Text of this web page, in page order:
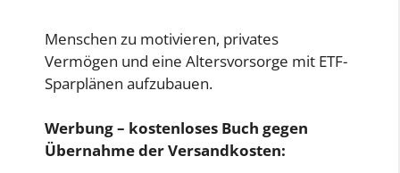
Menschen zu motivieren, privates
Vermögen und eine Altersvorsorge mit ETF-
Sparplänen aufzubauen.
Werbung – kostenloses Buch gegen
Übernahme der Versandkosten: